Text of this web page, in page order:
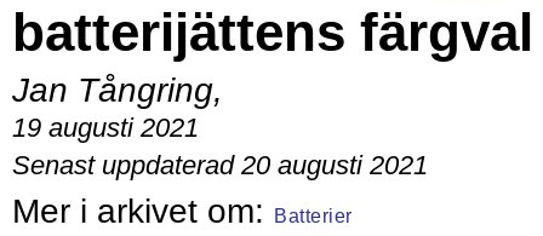
batterijättens färgval
Jan Tångring,
19 augusti 2021
Senast uppdaterad 20 augusti 2021
Batterier